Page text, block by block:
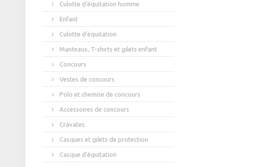
Culotte d'équitation homme
Enfant
Culotte d'équitation
Manteaux, T-shirts et gilets enfant
Concours
Vestes de concours
Polo et chemise de concours
Accessoires de concours
Cravates
Casques et gilets de protection
Casque d'équitation